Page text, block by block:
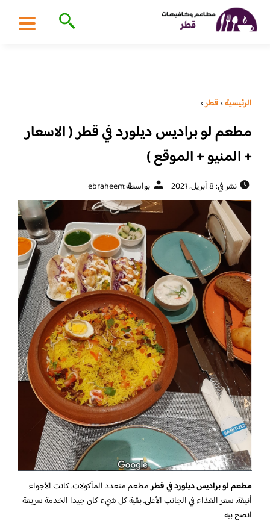
الرئيسية›قطر›
مطعم لو براديس ديلورد في قطر ( الاسعار
+ المنيو + الموقع )
نشر في: 8 أبريل، 2021 بواسطة:ebraheem
مطعم لو براديس ديلورد في قطرمطعم متعدد المأكولات. كانت الأجواء
أنيقة. سعر الغذاء في الجانب الأعلى. بقية كل شيء كان جيدا الخدمة سريعة
انصح بيه